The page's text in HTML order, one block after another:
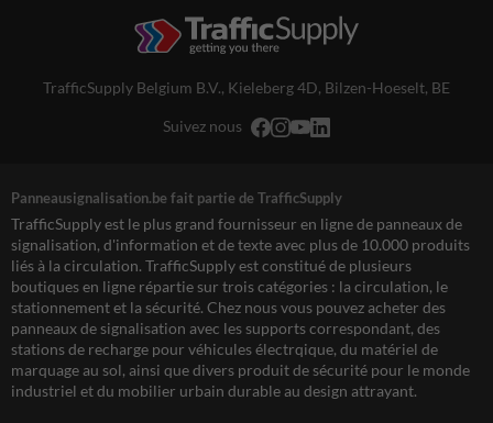
TrafficSupply Belgium B.V., Kieleberg 4D, Bilzen-Hoeselt, BE
Suivez nous
Panneausignalisation.be fait partie de TrafficSupply
TrafficSupply est le plus grand fournisseur en ligne de panneaux de
signalisation, d'information et de texte avec plus de 10.000 produits
liés à la circulation. TrafficSupply est constitué de plusieurs
boutiques en ligne répartie sur trois catégories : la circulation, le
stationnement et la sécurité. Chez nous vous pouvez acheter des
panneaux de signalisation avec les supports correspondant, des
stations de recharge pour véhicules électrqique, du matériel de
marquage au sol, ainsi que divers produit de sécurité pour le monde
industriel et du mobilier urbain durable au design attrayant.